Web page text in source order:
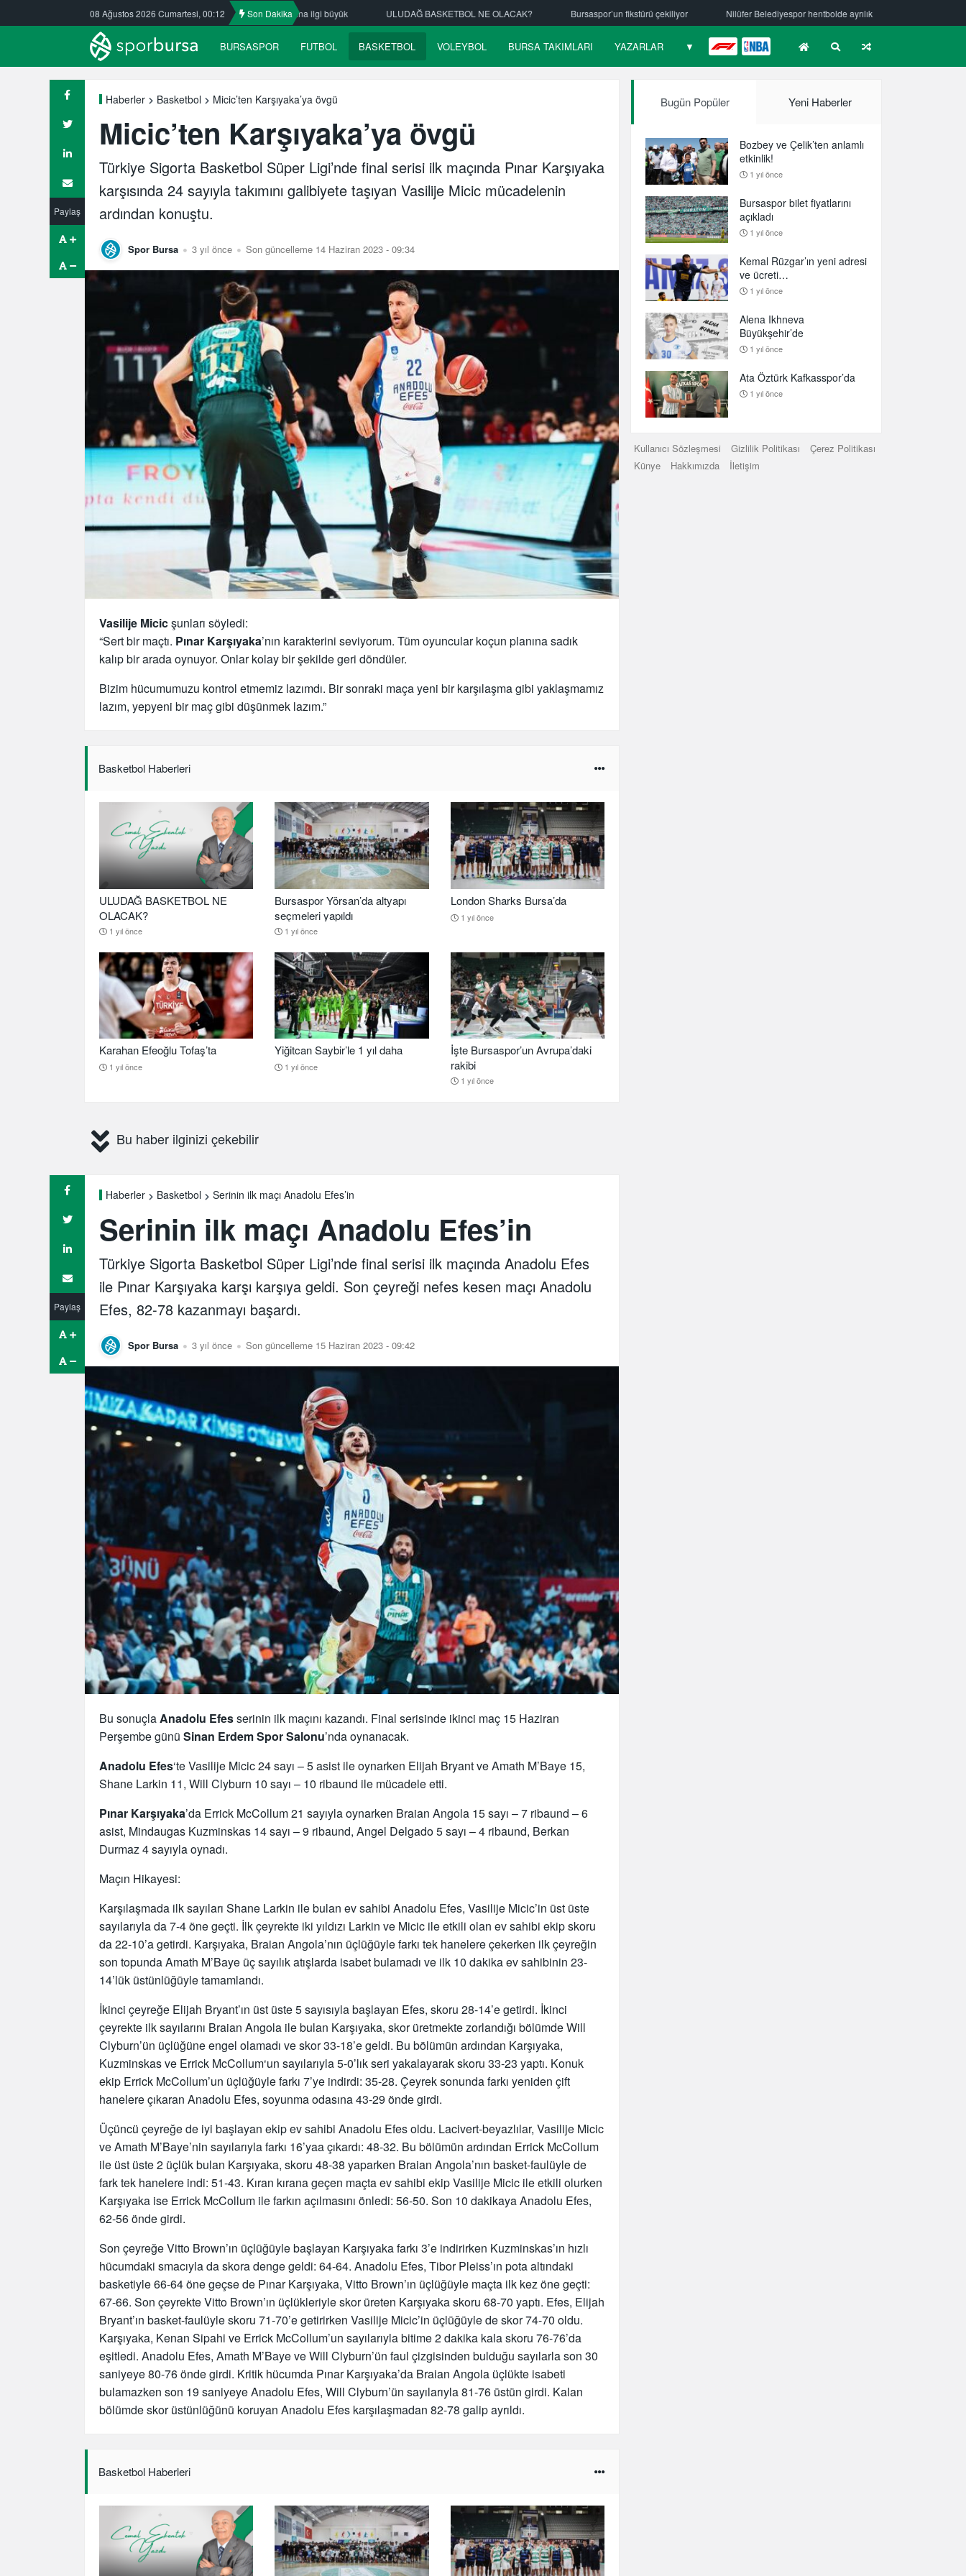
08 Ağustos 2026 Cumartesi, 00:12 Son Dakika
Nilüfer’de yaz okullarına ilgi büyük ULUDAĞ BASKETBOL NE OLACAK? Bursaspor’un fikstürü çekiliyor Nilüfer Belediyespor hentbolde ayrılık Mehmet Güzelsöz’den mesaj var!
BURSASPOR FUTBOL BASKETBOL VOLEYBOL BURSA TAKIMLARI YAZARLAR ▼ F1 NBA
Paylaş
Haberler Basketbol Micic’ten Karşıyaka’ya övgü
Micic’ten Karşıyaka’ya övgü
Türkiye Sigorta Basketbol Süper Ligi’nde final serisi ilk maçında Pınar Karşıyaka
karşısında 24 sayıyla takımını galibiyete taşıyan Vasilije Micic mücadelenin
ardından konuştu.
Spor Bursa 3 yıl önce Son güncelleme 14 Haziran 2023 - 09:34
Vasilije Micicşunları söyledi:
“Sert bir maçtı. Pınar Karşıyaka’nın karakterini seviyorum. Tüm oyuncular koçun planına sadık
kalıp bir arada oynuyor. Onlar kolay bir şekilde geri döndüler.
Bizim hücumumuzu kontrol etmemiz lazımdı. Bir sonraki maça yeni bir karşılaşma gibi yaklaşmamız
lazım, yepyeni bir maç gibi düşünmek lazım.”
Basketbol Haberleri
ULUDAĞ BASKETBOL NE
OLACAK?
1 yıl önce
Bursaspor Yörsan’da altyapı
seçmeleri yapıldı
1 yıl önce
London Sharks Bursa’da
1 yıl önce
Karahan Efeoğlu Tofaş’ta
1 yıl önce
Yiğitcan Saybir’le 1 yıl daha
1 yıl önce
İşte Bursaspor’un Avrupa’daki
rakibi
1 yıl önce
Bu haber ilginizi çekebilir
Paylaş
Haberler Basketbol Serinin ilk maçı Anadolu Efes’in
Serinin ilk maçı Anadolu Efes’in
Türkiye Sigorta Basketbol Süper Ligi’nde final serisi ilk maçında Anadolu Efes
ile Pınar Karşıyaka karşı karşıya geldi. Son çeyreği nefes kesen maçı Anadolu
Efes, 82-78 kazanmayı başardı.
Spor Bursa 3 yıl önce Son güncelleme 15 Haziran 2023 - 09:42
Bu sonuçlaAnadolu Efesserinin ilk maçını kazandı. Final serisinde ikinci maç 15 Haziran
Perşembe günü Sinan Erdem Spor Salonu’nda oynanacak.
Anadolu Efes‘te Vasilije Micic 24 sayı – 5 asist ile oynarken Elijah Bryant ve Amath M’Baye 15,
Shane Larkin 11, Will Clyburn 10 sayı – 10 ribaund ile mücadele etti.
Pınar Karşıyaka’da Errick McCollum 21 sayıyla oynarken Braian Angola 15 sayı – 7 ribaund – 6
asist, Mindaugas Kuzminskas 14 sayı – 9 ribaund, Angel Delgado 5 sayı – 4 ribaund, Berkan
Durmaz 4 sayıyla oynadı.
Maçın Hikayesi:
Karşılaşmada ilk sayıları Shane Larkin ile bulan ev sahibi Anadolu Efes, Vasilije Micic’in üst üste
sayılarıyla da 7-4 öne geçti. İlk çeyrekte iki yıldızı Larkin ve Micic ile etkili olan ev sahibi ekip skoru
da 22-10’a getirdi. Karşıyaka, Braian Angola’nın üçlüğüyle farkı tek hanelere çekerken ilk çeyreğin
son topunda Amath M’Baye üç sayılık atışlarda isabet bulamadı ve ilk 10 dakika ev sahibinin 23-
14’lük üstünlüğüyle tamamlandı.
İkinci çeyreğe Elijah Bryant’ın üst üste 5 sayısıyla başlayan Efes, skoru 28-14’e getirdi. İkinci
çeyrekte ilk sayılarını Braian Angola ile bulan Karşıyaka, skor üretmekte zorlandığı bölümde Will
Clyburn’ün üçlüğüne engel olamadı ve skor 33-18’e geldi. Bu bölümün ardından Karşıyaka,
Kuzminskas ve Errick McCollum‘un sayılarıyla 5-0’lık seri yakalayarak skoru 33-23 yaptı. Konuk
ekip Errick McCollum’un üçlüğüyle farkı 7’ye indirdi: 35-28. Çeyrek sonunda farkı yeniden çift
hanelere çıkaran Anadolu Efes, soyunma odasına 43-29 önde girdi.
Üçüncü çeyreğe de iyi başlayan ekip ev sahibi Anadolu Efes oldu. Lacivert-beyazlılar, Vasilije Micic
ve Amath M’Baye’nin sayılarıyla farkı 16’yaa çıkardı: 48-32. Bu bölümün ardından Errick McCollum
ile üst üste 2 üçlük bulan Karşıyaka, skoru 48-38 yaparken Braian Angola’nın basket-faulüyle de
fark tek hanelere indi: 51-43. Kıran kırana geçen maçta ev sahibi ekip Vasilije Micic ile etkili olurken
Karşıyaka ise Errick McCollum ile farkın açılmasını önledi: 56-50. Son 10 dakikaya Anadolu Efes,
62-56 önde girdi.
Son çeyreğe Vitto Brown’ın üçlüğüyle başlayan Karşıyaka farkı 3’e indirirken Kuzminskas’ın hızlı
hücumdaki smacıyla da skora denge geldi: 64-64. Anadolu Efes, Tibor Pleiss’ın pota altındaki
basketiyle 66-64 öne geçse de Pınar Karşıyaka, Vitto Brown’ın üçlüğüyle maçta ilk kez öne geçti:
67-66. Son çeyrekte Vitto Brown’ın üçlükleriyle skor üreten Karşıyaka skoru 68-70 yaptı. Efes, Elijah
Bryant’ın basket-faulüyle skoru 71-70’e getirirken Vasilije Micic’in üçlüğüyle de skor 74-70 oldu.
Karşıyaka, Kenan Sipahi ve Errick McCollum’un sayılarıyla bitime 2 dakika kala skoru 76-76’da
eşitledi. Anadolu Efes, Amath M’Baye ve Will Clyburn’ün faul çizgisinden bulduğu sayılarla son 30
saniyeye 80-76 önde girdi. Kritik hücumda Pınar Karşıyaka’da Braian Angola üçlükte isabeti
bulamazken son 19 saniyeye Anadolu Efes, Will Clyburn’ün sayılarıyla 81-76 üstün girdi. Kalan
bölümde skor üstünlüğünü koruyan Anadolu Efes karşılaşmadan 82-78 galip ayrıldı.
Basketbol Haberleri
Bugün Popüler Yeni Haberler
Bozbey ve Çelik’ten anlamlı
etkinlik!
1 yıl önce
Bursaspor bilet fiyatlarını
açıkladı
1 yıl önce
Kemal Rüzgar’ın yeni adresi
ve ücreti…
1 yıl önce
Alena Ikhneva
Büyükşehir’de
1 yıl önce
Ata Öztürk Kafkasspor’da
1 yıl önce
Kullanıcı Sözleşmesi Gizlilik Politikası
Çerez Politikası
Künye
Hakkımızda İletişim